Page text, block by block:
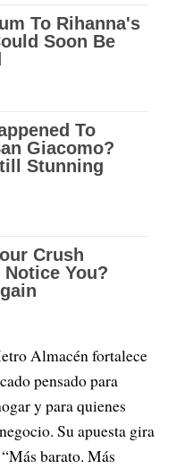
Almacén fortalece
pensado para
y para quienes
Su apuesta gira
barato. Más